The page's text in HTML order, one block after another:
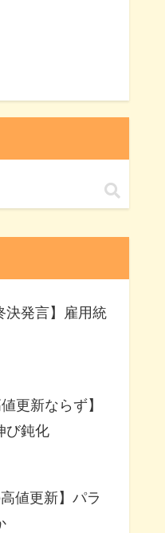
決発言】雇用統
更新ならず】
び鈍化
値更新】パラ